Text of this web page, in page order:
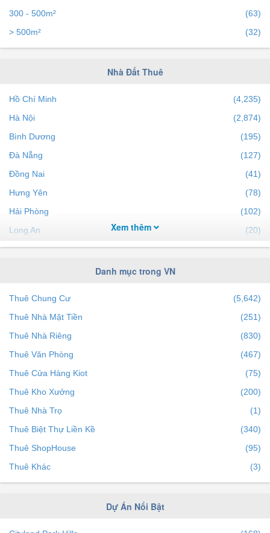
300 - 500m²
(63)
> 500m²
(32)
Nhà Đất Thuê
Hồ Chí Minh
(4,235)
Hà Nội
(2,874)
Bình Dương
(195)
Đà Nẵng
(127)
Đồng Nai
(41)
Hưng Yên
(78)
Hải Phòng
(102)
Long An
(20)
Khánh Hòa
(84)
(36)
(3)
(3)
(2)
(5)
(3)
(2)
Kiên Giang
(2)
Bắc Giang
(0)
(1)
Thanh Hóa
(3)
Xem thêm
Danh mục trong VN
Thuê Chung Cư
(5,642)
Thuê Nhà Mặt Tiền
(251)
Thuê Nhà Riêng
(830)
Thuê Văn Phòng
(467)
Thuê Cửa Hàng Kiot
(75)
Thuê Kho Xưởng
(200)
Thuê Nhà Trọ
(1)
Thuê Biệt Thự Liền Kề
(340)
Thuê ShopHouse
(95)
Thuê Khác
(3)
Dự Án Nổi Bật